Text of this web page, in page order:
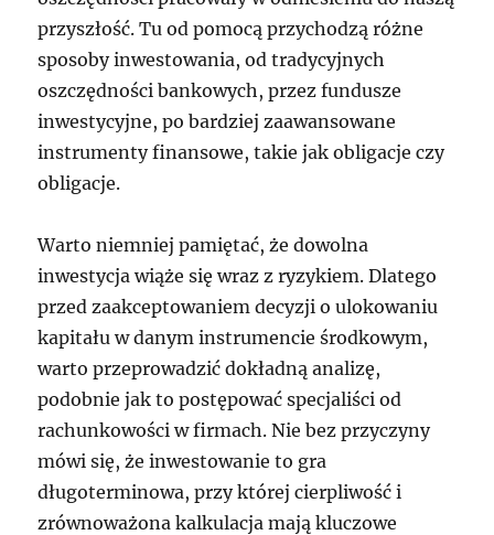
przyszłość. Tu od pomocą przychodzą różne
sposoby inwestowania, od tradycyjnych
oszczędności bankowych, przez fundusze
inwestycyjne, po bardziej zaawansowane
instrumenty finansowe, takie jak obligacje czy
obligacje.
Warto niemniej pamiętać, że dowolna
inwestycja wiąże się wraz z ryzykiem. Dlatego
przed zaakceptowaniem decyzji o ulokowaniu
kapitału w danym instrumencie środkowym,
warto przeprowadzić dokładną analizę,
podobnie jak to postępować specjaliści od
rachunkowości w firmach. Nie bez przyczyny
mówi się, że inwestowanie to gra
długoterminowa, przy której cierpliwość i
zrównoważona kalkulacja mają kluczowe